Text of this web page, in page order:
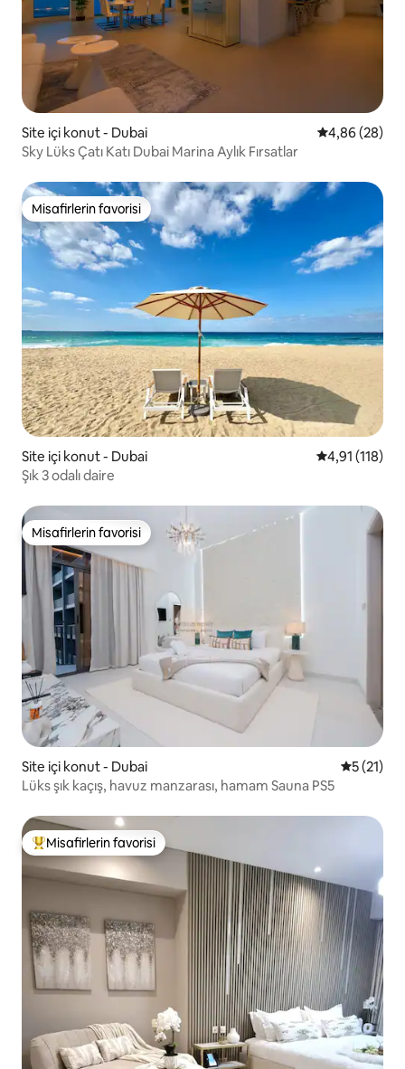
Site içi konut - Dubai 5 üzerinden
4,86 (28)
Sky Lüks Çatı Katı Dubai Marina Aylık Fırsatlar
Misafirlerin favorisi
Misafirlerin favorisi
Site içi konut - Dubai 5 üzerinden
4,91 (118)
Şık 3 odalı daire
Misafirlerin favorisi
Misafirlerin favorisi
Site içi konut - Dubai 55 (21)
Lüks şık kaçış, havuz manzarası, hamam Sauna PS5
Misafirlerin favorilerinden en beğenilenler arasında
Misafirlerin favorisi